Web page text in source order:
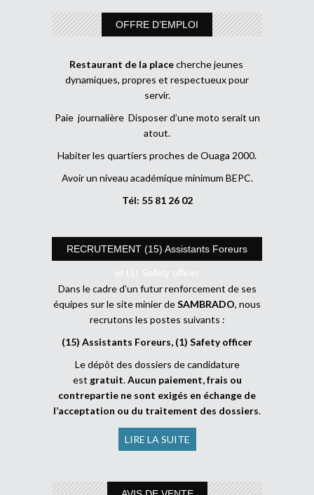
OFFRE D’EMPLOI
Restaurant de la placecherche jeunes
dynamiques, propres et respectueux pour
servir.
Paie journalière Disposer d’une moto serait un
atout.
Habiter les quartiers proches de Ouaga 2000.
Avoir un niveau académique minimum BEPC.
Tél: 55 81 26 02
RECRUTEMENT (15) Assistants Foreurs
et (1) Safety officer
Dans le cadre d’un futur renforcement de ses
équipes sur le site minier deSAMBRADO, nous
recrutons les postes suivants :
(15) Assistants Foreurs, (1) Safety officer
Le dépôt des dossiers de candidature
est gratuit.Aucun paiement, frais ou
contrepartie ne sont exigés en échange de
l’acceptation ou du traitement des dossiers.
LIRE LA SUITE